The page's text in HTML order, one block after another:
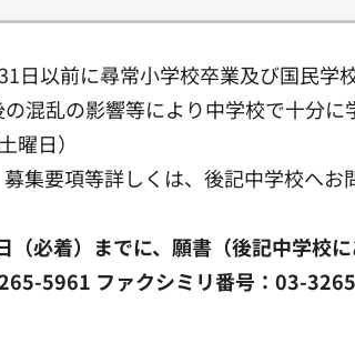
日以前に尋常小学校卒業及び国民
混乱の影響等により中学校で十分に
曜日）
集要項等詳しくは、後記中学校へお
（必着）までに、願書（後記中学校
5961 ファクシミリ番号：03-